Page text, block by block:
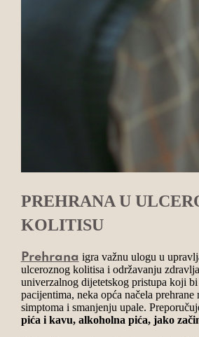
PREHRANA U
KOLITISU
Prehrana igra važnu ulogu u
ulceroznog kolitisa i održavanju
univerzalnog dijetetskog pristupa koji
pacijentima, neka opća načela
simptoma i smanjenju upale.
pića i kavu, alkoholna pića, jako